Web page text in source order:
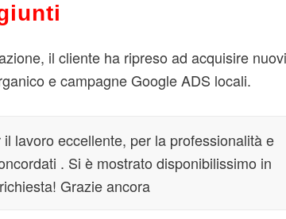
il cliente ha ripreso ad acquisire nuovi
e campagne Google ADS locali.
lavoro eccellente, per la professionalità e
. Si è mostrato disponibilissimo in
Grazie ancora